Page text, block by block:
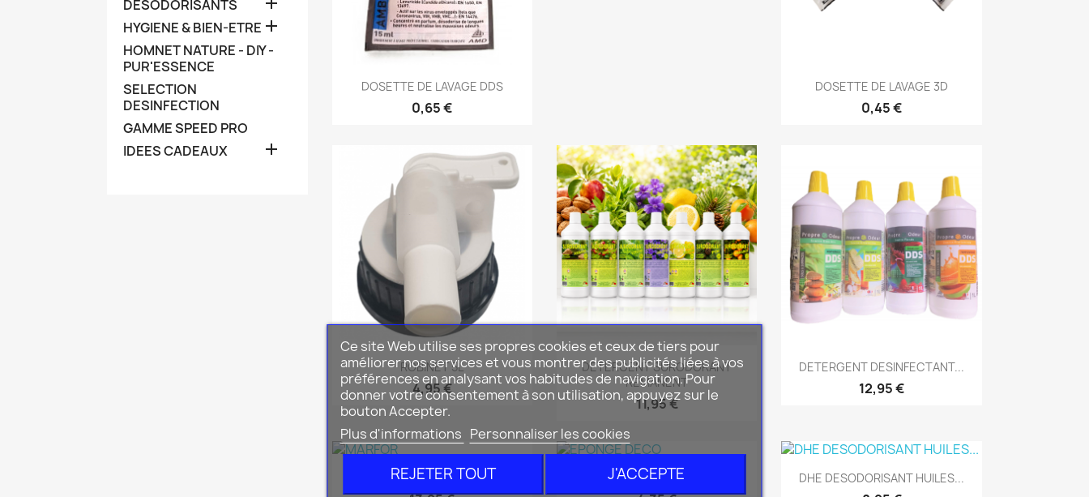
DESODORISANTS
HYGIENE & BIEN-ETRE 
HOMNET NATURE - DIY -
PUR'ESSENCE
SELECTION
DESINFECTION
GAMME SPEED PRO
IDEES CADEAUX

Aperçu rapide
DOSETTE DE LAVAGE DDS
0,65 €
Aperçu rapide
DOSETTE DE LAVAGE 3D
0,45 €
Aperçu rapide
ROBINET 5L
4,95 €
Aperçu rapide
DETERGENT SURODORANT
REMANENT
11,95 €
Aperçu rapide
DETERGENT DESINFECTANT...
12,95 €
Aperçu rapide
MARFOR Aperçu rapide
EPONGE DECO Aperçu rapide
DHE DESODORISANT HUILES...
Ce site Web utilise ses propres cookies et ceux de tiers pour
améliorer nos services et vous montrer des publicités liées à vos
préférences en analysant vos habitudes de navigation. Pour
donner votre consentement à son utilisation, appuyez sur le
bouton Accepter.
Plus d'informations Personnaliser les cookies
REJETER TOUT J'ACCEPTE